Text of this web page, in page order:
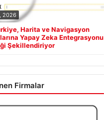
2026
Harita ve Navigasyon
Yapay Zeka Entegrasyonu
Şekillendiriyor
Firmalar